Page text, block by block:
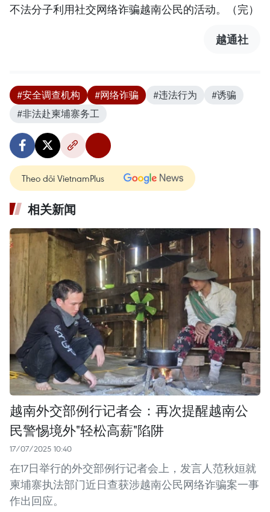
不法分子利用社交网络诈骗越南公民的活动。（完）
越通社
#安全调查机构 #网络诈骗 #违法行为
#诱骗
#非法赴柬埔寨务工
Theo dõi VietnamPlus
相关新闻
越南外交部例行记者会：再次提醒越南公
民警惕境外"轻松高薪"陷阱
17/07/2025 10:40
在17日举行的外交部例行记者会上，发言人范秋姮就
柬埔寨执法部门近日查获涉越南公民网络诈骗案一事
作出回应。